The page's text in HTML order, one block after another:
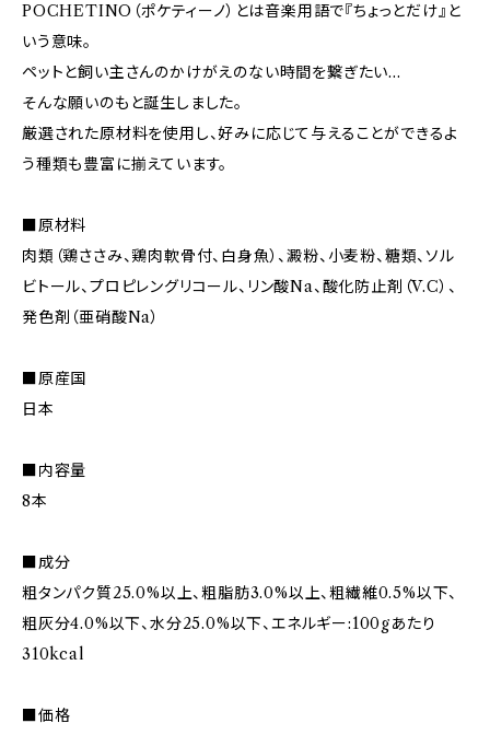
POCHETINO（ポケティーノ）とは音楽用語で『ちょっとだけ』と
いう意味。
ペットと飼い主さんのかけがえのない時間を繋ぎたい…
そんな願いのもと誕生しました。
厳選された原材料を使用し、好みに応じて与えることができるよ
う種類も豊富に揃えています。
■原材料
肉類（鶏ささみ、鶏肉軟骨付、白身魚）、澱粉、小麦粉、糖類、ソル
ビトール、プロピレングリコール、リン酸Na、酸化防止剤（V.C）、
発色剤（亜硝酸Na）
■原産国
日本
■内容量
8本
■成分
粗タンパク質25.0%以上、粗脂肪3.0%以上、粗繊維0.5%以下、
粗灰分4.0%以下、水分25.0%以下、エネルギー:100gあたり
310kcal
■価格